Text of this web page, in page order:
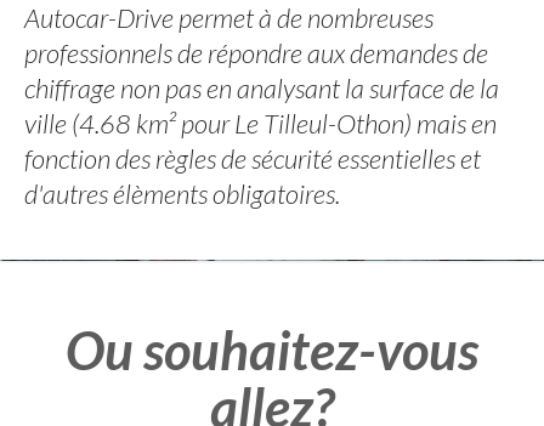
Autocar-Drive permet à de nombreuses
professionnels de répondre aux demandes de
chiffrage non pas en analysant la surface de la
ville (4.68 km² pour Le Tilleul-Othon) mais en
fonction des règles de sécurité essentielles et
d'autres élèments obligatoires.
Ou souhaitez-vous
allez?